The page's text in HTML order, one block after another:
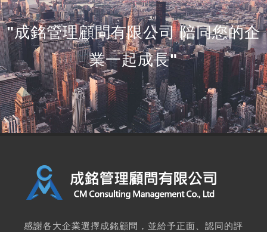
"成銘管理顧問有限公司 陪同您的企
業一起成長"
感謝各大企業選擇成銘顧問，並給予正面、認同的評